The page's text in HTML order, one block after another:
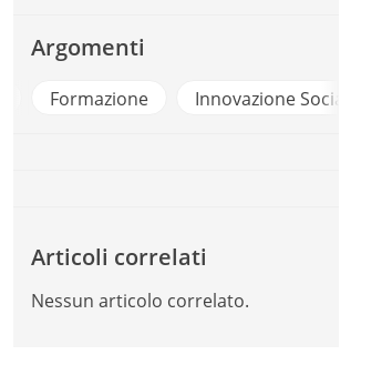
Argomenti
Formazione Innovazione Sociale
Articoli correlati
Nessun articolo correlato.